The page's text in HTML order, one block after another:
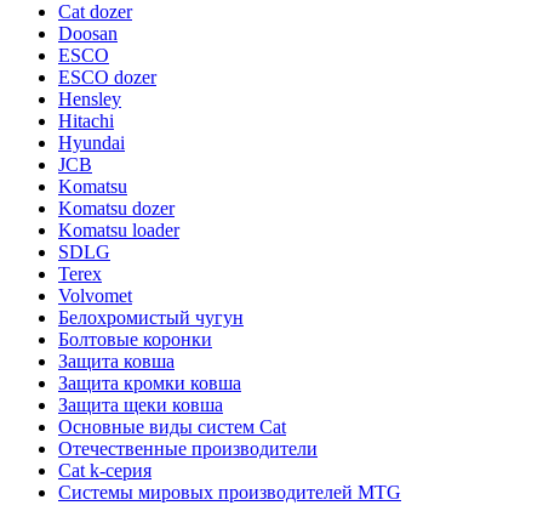
Cat dozer
Doosan
ESCO
ESCO dozer
Hensley
Hitachi
Hyundai
JCB
Komatsu
Komatsu dozer
Komatsu loader
SDLG
Terex
Volvomet
Белохромистый чугун
Болтовые коронки
Защита ковша
Защита кромки ковша
Защита щеки ковша
Основные виды систем Cat
Отечественные производители
Сat k-серия
Системы мировых производителей MTG